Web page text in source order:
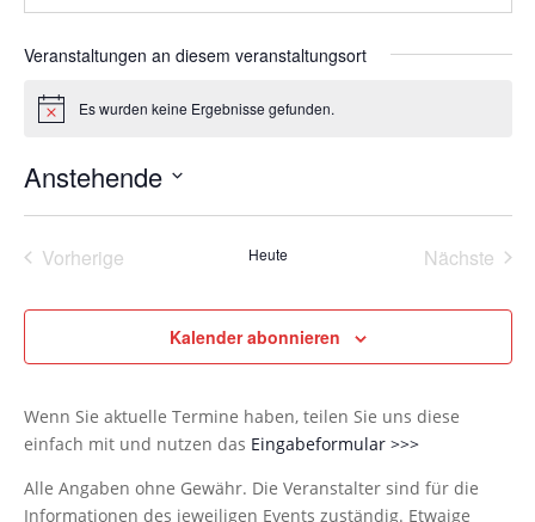
Veranstaltungen an diesem veranstaltungsort
HinweisEs wurden keine Ergebnisse gefunden.
Anstehende
Vorherige
Heute
Nächste
Kalender abonnieren
Wenn Sie aktuelle Termine haben, teilen Sie uns diese
einfach mit und nutzen das Eingabeformular >>>
Alle Angaben ohne Gewähr. Die Veranstalter sind für die
Informationen des jeweiligen Events zuständig. Etwaige